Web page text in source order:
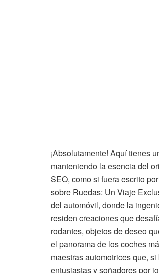
¡Absolutamente! Aquí tienes
manteniendo la esencia del
SEO, como si fuera escrito
sobre Ruedas: Un Viaje
del automóvil, donde la
residen creaciones que
rodantes, objetos de deseo
el panorama de los coches
maestras automotrices que,
entusiastas y soñadores por